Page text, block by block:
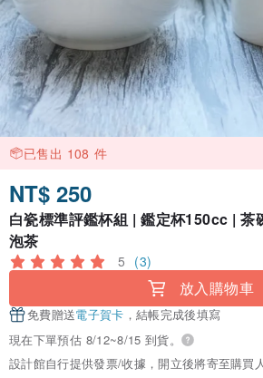
已售出 108 件
NT$ 250
白瓷標準評鑑杯組 | 鑑定杯150cc |
泡茶
5 (3)
放入購物車
免費贈送電子賀卡 ，結帳完成後填寫
現在下單預估 8/12~8/15 到貨。
設計館自行提供發票/收據，開立後將寄至購買